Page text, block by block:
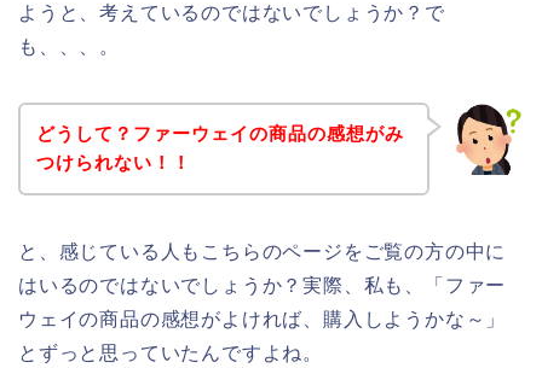
ようと、考えているのではないでしょうか？で
も、、、。
どうして？ファーウェイの商品の感想がみ
つけられない！！
と、感じている人もこちらのページをご覧の方の中に
はいるのではないでしょうか？実際、私も、「ファー
ウェイの商品の感想がよければ、購入しようかな～」
とずっと思っていたんですよね。